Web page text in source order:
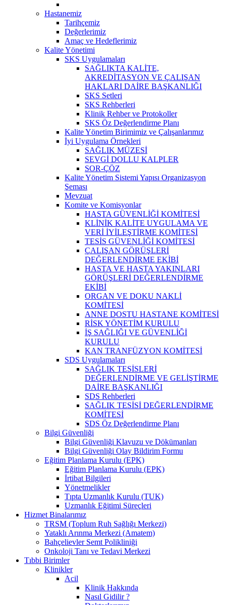
Hastanemiz
Tarihçemiz
Değerlerimiz
Amaç ve Hedeflerimiz
Kalite Yönetimi
SKS Uygulamaları
SAĞLIKTA KALİTE,
AKREDİTASYON VE ÇALIŞAN
HAKLARI DAİRE BAŞKANLIĞI
SKS Setleri
SKS Rehberleri
Klinik Rehber ve Protokoller
SKS Öz Değerlendirme Planı
Kalite Yönetim Birimimiz ve Çalışanlarımız
İyi Uygulama Örnekleri
SAĞLIK MÜZESİ
SEVGİ DOLLU KALPLER
SOR-ÇÖZ
Kalite Yönetim Sistemi Yapısı Organizasyon
Şeması
Mevzuat
Komite ve Komisyonlar
HASTA GÜVENLİĞİ KOMİTESİ
KLİNİK KALİTE UYGULAMA VE
VERİ İYİLEŞTİRME KOMİTESİ
TESİS GÜVENLİĞİ KOMİTESİ
ÇALIŞAN GÖRÜŞLERİ
DEĞERLENDİRME EKİBİ
HASTA VE HASTA YAKINLARI
GÖRÜŞLERİ DEĞERLENDİRME
EKİBİ
ORGAN VE DOKU NAKLİ
KOMİTESİ
ANNE DOSTU HASTANE KOMİTESİ
RİSK YÖNETİM KURULU
İŞ SAĞLIĞI VE GÜVENLİĞİ
KURULU
KAN TRANFÜZYON KOMİTESİ
SDS Uygulamaları
SAĞLIK TESİSLERİ
DEĞERLENDİRME VE GELİŞTİRME
DAİRE BAŞKANLIĞI
SDS Rehberleri
SAĞLIK TESİSİ DEĞERLENDİRME
KOMİTESİ
SDS Öz Değerlendirme Planı
Bilgi Güvenliği
Bilgi Güvenliği Klavuzu ve Dökümanları
Bilgi Güvenliği Olay Bildirim Formu
Eğitim Planlama Kurulu (EPK)
Eğitim Planlama Kurulu (EPK)
İrtibat Bilgileri
Yönetmelikler
Tıpta Uzmanlık Kurulu (TUK)
Uzmanlık Eğitimi Süreçleri
Hizmet Binalarımız
TRSM (Toplum Ruh Sağlığı Merkezi)
Yataklı Arınma Merkezi (Amatem)
Bahçelievler Semt Polikliniği
Onkoloji Tanı ve Tedavi Merkezi
Tıbbi Birimler
Klinikler
Acil
Klinik Hakkında
Nasıl Gidilir ?